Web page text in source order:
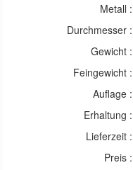
Metall :
Durchmesser :
Gewicht :
Feingewicht :
Auflage :
Erhaltung :
Lieferzeit :
Preis :